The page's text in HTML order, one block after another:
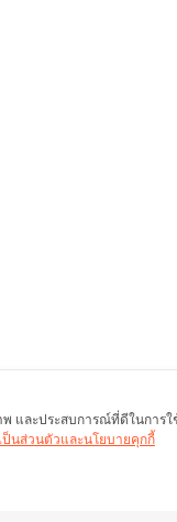
พ และประสบการณ์ที่ดีในกา
นส่วนตัวและนโยบายคุกกี้